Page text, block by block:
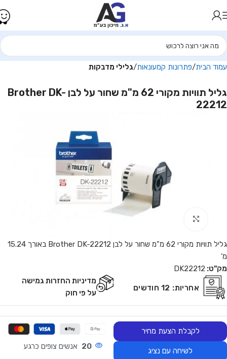
עמוד הבית פתרונות קמעונאות גלילי מדבקות
גליל תוויות מקורי 62 מ"מ שחור על לבן Brother DK-
22212
Click to enlarge
גליל תוויות מקורי 62 מ"מ שחור על לבן Brother DK-22212 באורך 15.24
מ'
מק"ט: DK22212
אחריות: 12 חודשים
מדיניות החזרות גמישה
על פי חוק
לקבלת הצעת מחיר
לשיחה עם נציג 20 אנשים צופים כרגע